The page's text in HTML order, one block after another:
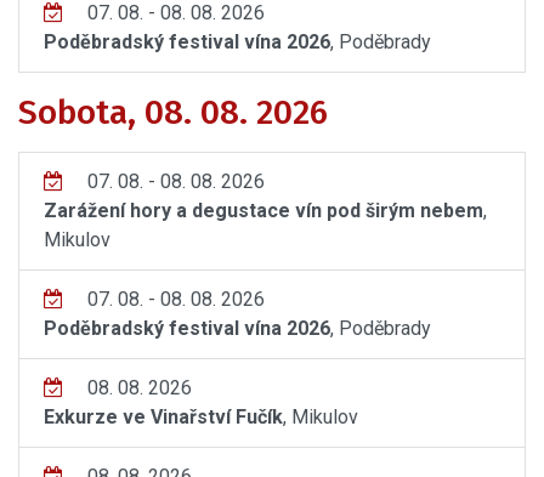
07. 08. - 08. 08. 2026
Poděbradský festival vína 2026, Poděbrady
Sobota, 08. 08. 2026
07. 08. - 08. 08. 2026
Zarážení hory a degustace vín pod širým nebem,
Mikulov
07. 08. - 08. 08. 2026
Poděbradský festival vína 2026, Poděbrady
08. 08. 2026
Exkurze ve Vinařství Fučík, Mikulov